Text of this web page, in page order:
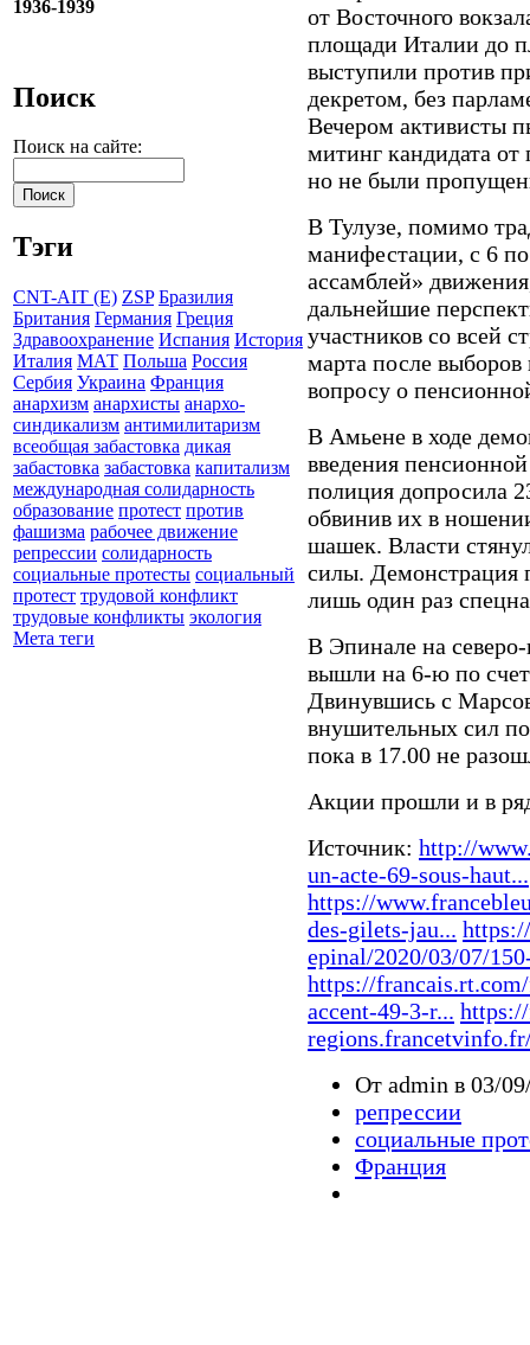
1936-1939
Поиск
Поиск на сайте:
Тэги
CNT-AIT (E) ZSP Бразилия
Британия Германия Греция
Здравоохранение Испания История
Италия МАТ Польша Россия
Сербия Украина Франция
анархизм анархисты анархо-
синдикализм антимилитаризм
всеобщая забастовка дикая
забастовка забастовка капитализм
международная солидарность
образование протест против
фашизма рабочее движение
репрессии солидарность
социальные протесты социальный
протест трудовой конфликт
трудовые конфликты экология
Мета теги
от Восточного
площади Италии до
выступили против
декретом, без
Вечером активисты
митинг кандидата от
но не были
В Тулузе, помимо
манифестации, с 6
ассамблей»
дальнейшие
участников со всей
марта после
вопросу о
В Амьене в ходе
введения
полиция допросила
обвинив их в
шашек. Власти
силы. Демонстрация
лишь один раз
В Эпинале на
вышли на 6-ю по
Двинувшись с
внушительных сил
пока в 17.00 не
Акции прошли и в
Источник: http://
un-acte-69-sous-haut...
https://
des-gilets-jau...
epinal/2020/03/07/
https://
accent-49-3-r...
От admin в 03/
репрессии
социальные
Франция